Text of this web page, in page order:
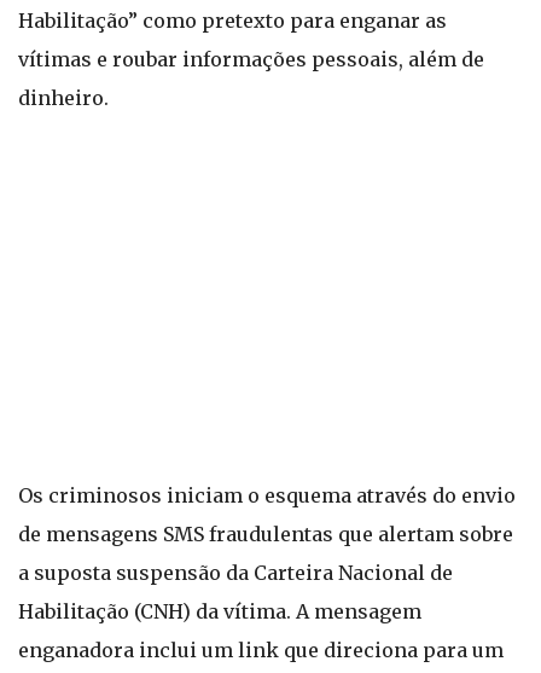
Habilitação” como pretexto para enganar as
vítimas e roubar informações pessoais, além de
dinheiro.
Os criminosos iniciam o esquema através do envio
de mensagens SMS fraudulentas que alertam sobre
a suposta suspensão da Carteira Nacional de
Habilitação (CNH) da vítima. A mensagem
enganadora inclui um link que direciona para um